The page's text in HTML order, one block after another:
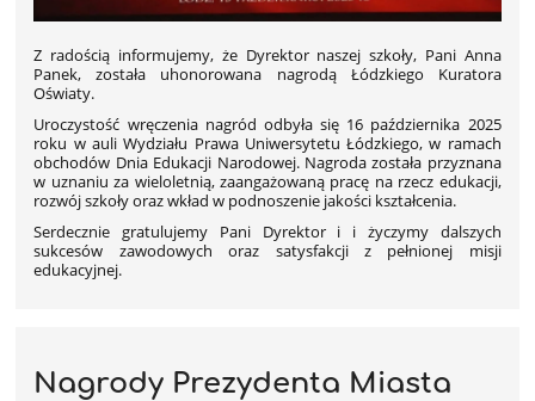
Z radością informujemy, że Dyrektor naszej szkoły, Pani Anna
Panek, została uhonorowana nagrodą Łódzkiego Kuratora
Oświaty.
Uroczystość wręczenia nagród odbyła się 16 października 2025
roku w auli Wydziału Prawa Uniwersytetu Łódzkiego, w ramach
obchodów Dnia Edukacji Narodowej. Nagroda została przyznana
w uznaniu za wieloletnią, zaangażowaną pracę na rzecz edukacji,
rozwój szkoły oraz wkład w podnoszenie jakości kształcenia.
Serdecznie gratulujemy Pani Dyrektor i i życzymy dalszych
sukcesów zawodowych oraz satysfakcji z pełnionej misji
edukacyjnej.
Nagrody Prezydenta Miasta